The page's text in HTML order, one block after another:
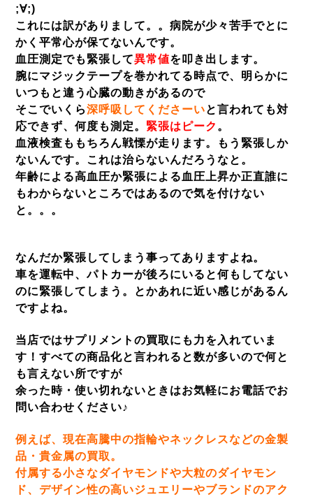
;∀;)
これには訳がありまして。。病院が少々苦手でとに
かく平常心が保てないんです。
血圧測定でも緊張して異常値を叩き出します。
腕にマジックテープを巻かれてる時点で、明らかに
いつもと違う心臓の動きがあるので
そこでいくら深呼吸してくださーいと言われても対
応できず、何度も測定。 緊張はピーク 。
血液検査ももちろん戦慄が走ります。もう緊張しか
ないんです。これは治らないんだろうなと。
年齢による高血圧か緊張による血圧上昇か正直誰に
もわからないところではあるので気を付けない
と。。。
なんだか緊張してしまう事ってありますよね。
車を運転中、パトカーが後ろにいると何もしてない
のに緊張してしまう。とかあれに近い感じがあるん
ですよね。
当店ではサプリメントの買取にも力を入れていま
す！すべての商品化と言われると数が多いので何と
も言えない所ですが
余った時・使い切れないときはお気軽にお電話でお
問い合わせください♪
例えば、現在高騰中の指輪やネックレスなどの金製
品・貴金属の買取。
付属する小さなダイヤモンドや大粒のダイヤモン
ド、デザイン性の高いジュエリーやブランドのアク